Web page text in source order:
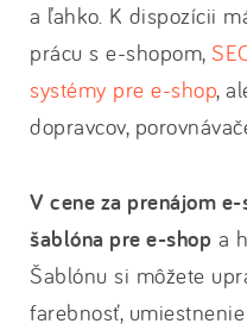
a ľahko. K dispozícii
prácu s e-shopom,
systémy pre e-shop,
dopravcov,
V cene za prenájom
šablóna pre e-shop a
Šablónu si môžete
farebnosť,